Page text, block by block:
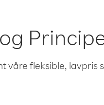
våre fleksible,